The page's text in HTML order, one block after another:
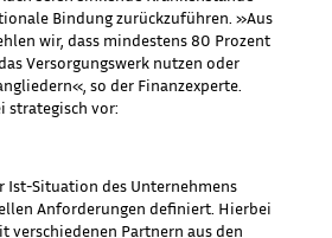
Bindung zurückzuführen. »Aus
wir, dass mindestens 80 Prozent
Versorgungswerk nutzen oder
so der Finanzexperte.
strategisch vor:
Ist-Situation des Unternehmens
Anforderungen definiert. Hierbei
verschiedenen Partnern aus den